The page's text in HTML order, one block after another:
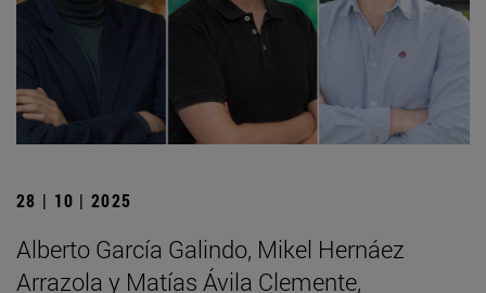
28 | 10 | 2025
Alberto García Galindo, Mikel Hernáez
Arrazola y Matías Ávila Clemente,